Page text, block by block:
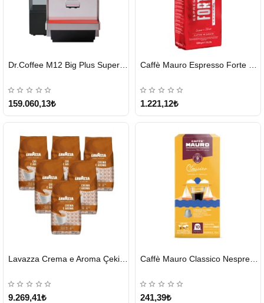
GÖNDERİ
159.060,13₺
GÖNDERİ
1.221,12₺
GÖNDERİ
9.269,41₺
GÖNDERİ
Caffè Mauro Classico Nespresso Kapsül
241,39₺